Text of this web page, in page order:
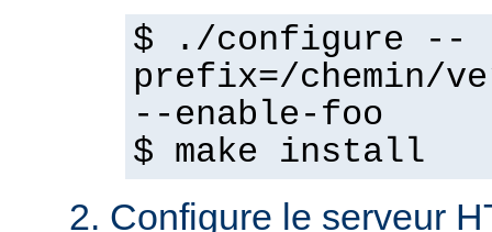
$ ./configure --
prefix=/chemin/
--enable-foo
$ make install
Configure le serveur